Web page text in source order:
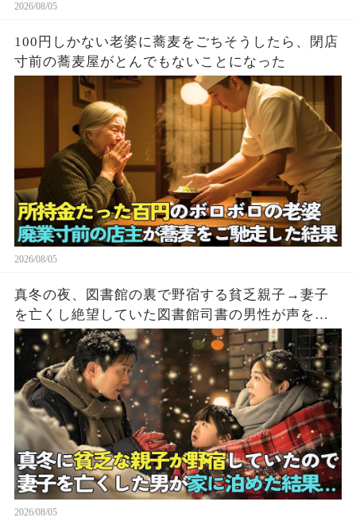
2026/08/05
100円しかない老婆に蕎麦をごちそうしたら、閉店
寸前の蕎麦屋がとんでもないことになった
2026/08/05
真冬の夜、図書館の裏で野宿する貧乏親子→妻子
を亡くし絶望していた図書館司書の男性が声をか
けた結果…
2026/08/05